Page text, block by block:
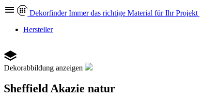
Dekorfinder Immer das richtige Material für Ihr Projekt
Hersteller
Dekorabbildung anzeigen
Sheffield Akazie natur